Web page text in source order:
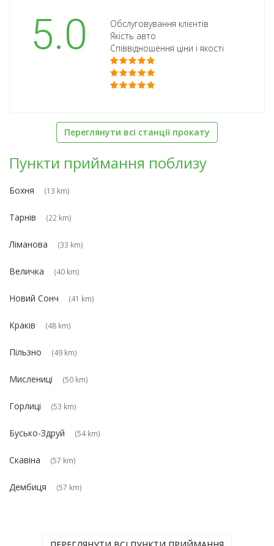
5.0
Обслуговування клієнтів
Якість авто
Співвідношення ціни і якості
Переглянути всі станції прокату
Пункти приймання поблизу
Бохня (13 km)
Тарнів (22 km)
Ліманова (33 km)
Величка (40 km)
Новий Сонч (41 km)
Краків (48 km)
Пільзно (49 km)
Мислениці (50 km)
Горлиці (53 km)
Бусько-Здруй (54 km)
Скавіна (57 km)
Дембиця (57 km)